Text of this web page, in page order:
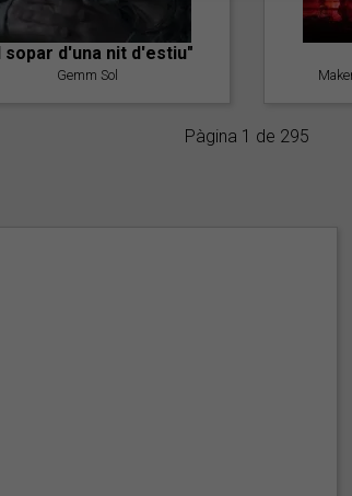
sopar d'una nit d'estiu"
Gemm Sol
Pàgina 1 de 295